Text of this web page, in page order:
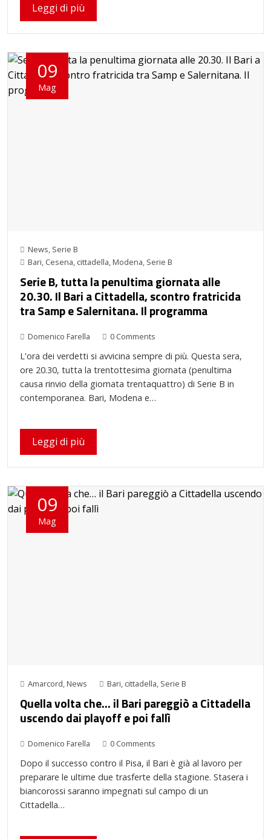
Leggi di più
09
Mag
News, Serie B
Bari, Cesena, cittadella, Modena, Serie B
Serie B, tutta la penultima giornata alle
20.30. Il Bari a Cittadella, scontro fratricida
tra Samp e Salernitana. Il programma
Domenico Farella 0 Comments
L'ora dei verdetti si avvicina sempre di più. Questa sera,
ore 20.30, tutta la trentottesima giornata (penultima
causa rinvio della giornata trentaquattro) di Serie B in
contemporanea. Bari, Modena e…
Leggi di più
09
Mag
Amarcord News Bari cittadella Serie B
Quella volta che… il Bari pareggiò a Cittadella
uscendo dai playoff e poi fallì
Domenico Farella 0 Comments
Dopo il successo contro il Pisa, il Bari è già al lavoro per
preparare le ultime due trasferte della stagione. Stasera i
biancorossi saranno impegnati sul campo di un
Cittadella…